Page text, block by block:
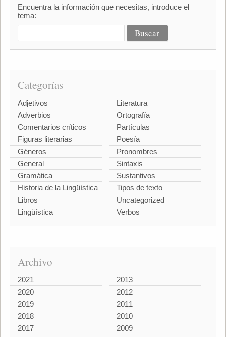
Encuentra la información que necesitas, introduce el
tema:
Categorías
Adjetivos
Adverbios
Comentarios críticos
Figuras literarias
Géneros
General
Gramática
Historia de la Lingüística
Libros
Lingüística
Literatura
Ortografía
Partículas
Poesía
Pronombres
Sintaxis
Sustantivos
Tipos de texto
Uncategorized
Verbos
Archivo
2021
2020
2019
2018
2017
2013
2012
2011
2010
2009